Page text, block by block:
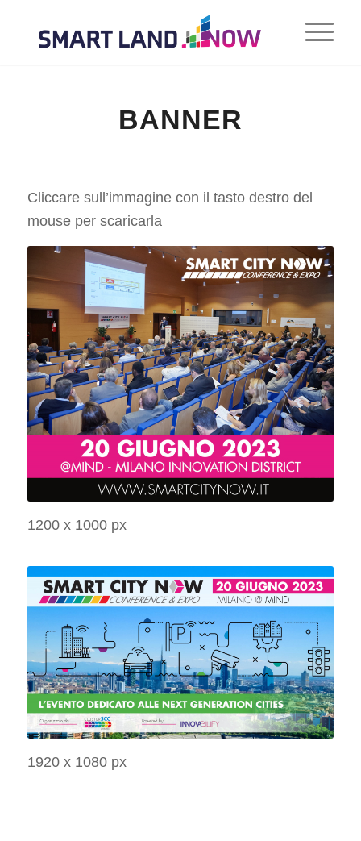
BANNER
Cliccare sull’immagine con il tasto destro del
mouse per scaricarla
1200 x 1000 px
1920 x 1080 px